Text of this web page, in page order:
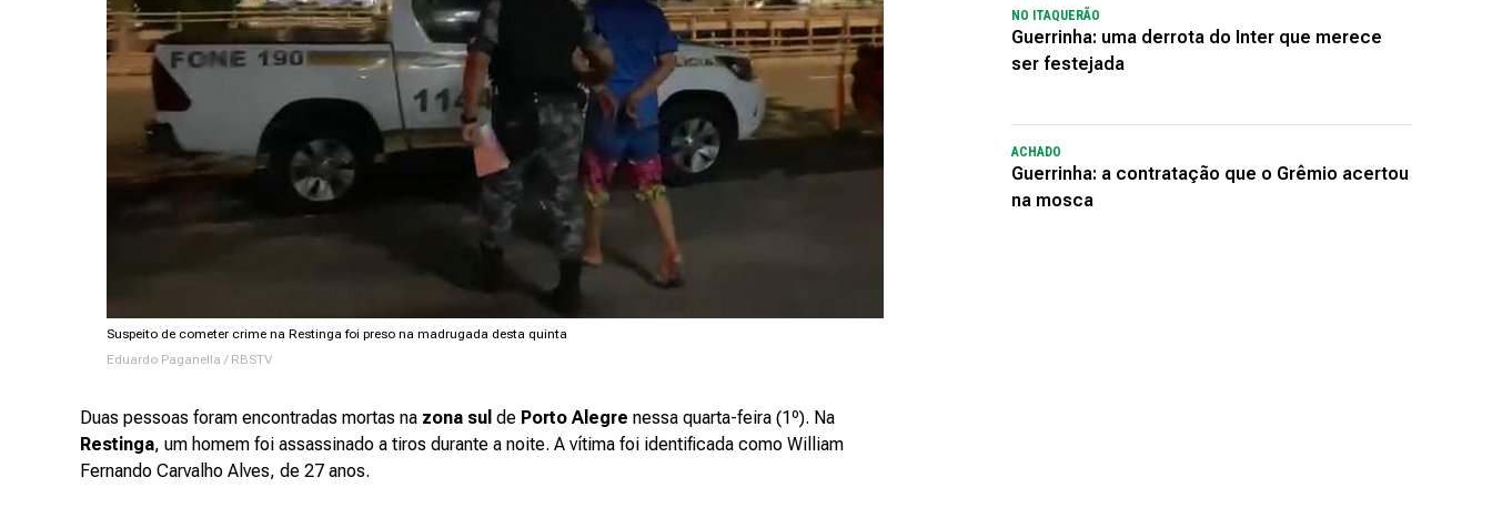
Suspeito de cometer crime na Restinga foi preso na madrugada desta quinta
Eduardo Paganella / RBSTV
Duas pessoas foram encontradas mortas na zona sul de Porto Alegre nessa quarta-feira (1º). Na
Restinga, um homem foi assassinado a tiros durante a noite. A vítima foi identificada como William
Fernando Carvalho Alves, de 27 anos.
NO ITAQUERÃO
Guerrinha: uma derrota do Inter que merece
ser festejada
ACHADO
Guerrinha: a contratação que o Grêmio acertou
na mosca